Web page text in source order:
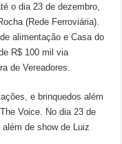
o dia 23 de dezembro,
(Rede Ferroviária).
alimentação e Casa do
R$ 100 mil via
de Vereadores.
e brinquedos além
Voice. No dia 23 de
de show de Luiz